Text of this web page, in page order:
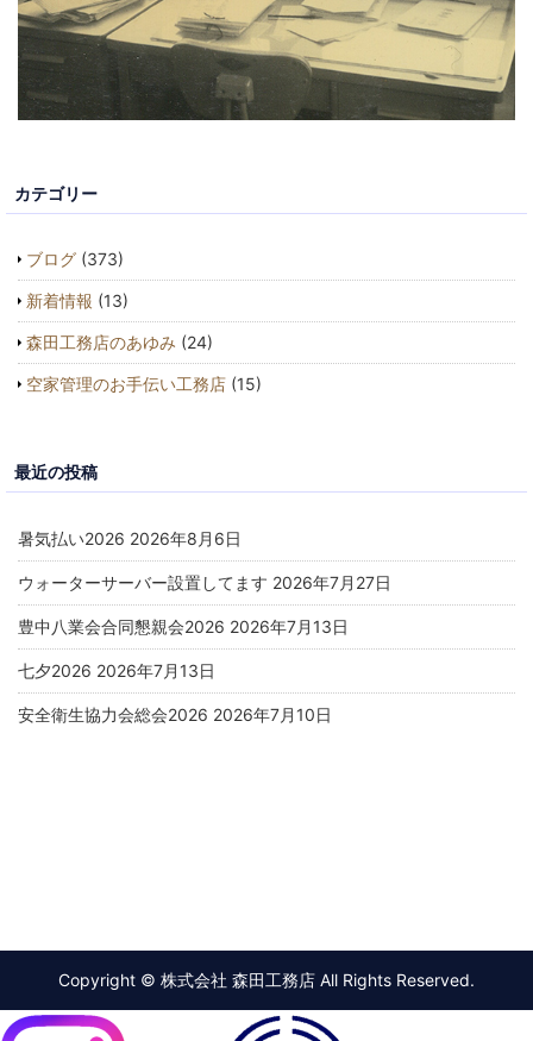
カテゴリー
ブログ (373)
新着情報 (13)
森田工務店のあゆみ (24)
空家管理のお手伝い工務店 (15)
最近の投稿
暑気払い2026 2026年8月6日
ウォーターサーバー設置してます 2026年7月27日
豊中八業会合同懇親会2026 2026年7月13日
七夕2026 2026年7月13日
安全衛生協力会総会2026 2026年7月10日
Copyright © 株式会社 森田工務店 All Rights Reserved.